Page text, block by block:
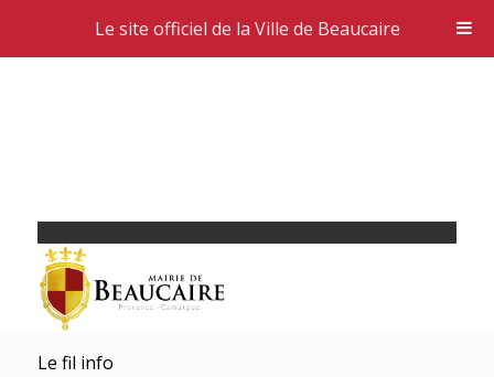
Le fil info
Le site officiel de la Ville de Beaucaire